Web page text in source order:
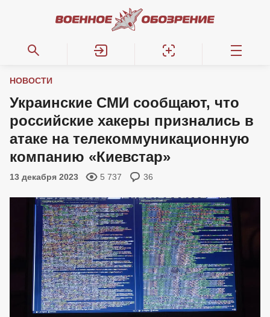
НОВОСТИ
Украинские СМИ сообщают, что
российские хакеры признались в
атаке на телекоммуникационную
компанию «Киевстар»
13 декабря 2023 5 737 36